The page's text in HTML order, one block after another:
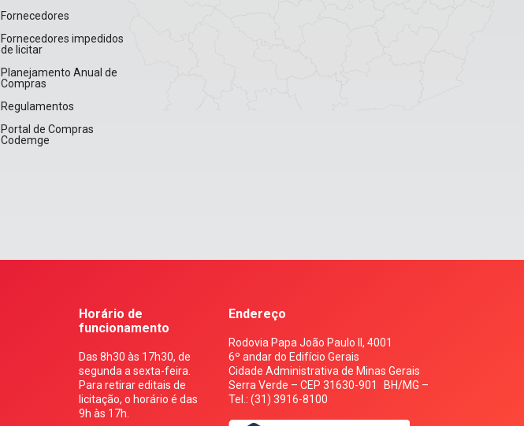
Fornecedores
Fornecedores impedidos
de licitar
Planejamento Anual de
Compras
Regulamentos
Portal de Compras
Codemge
Horário de
funcionamento
Das 8h30 às 17h30, de
segunda a sexta-feira.
Para retirar editais de
licitação, o horário é das
9h às 17h.
Endereço
Rodovia Papa João Paulo II, 4001
6º andar do Edifício Gerais
Cidade Administrativa de Minas Gerais
Serra Verde – CEP 31630-901 BH/MG –
Tel.: (31) 3916-8100